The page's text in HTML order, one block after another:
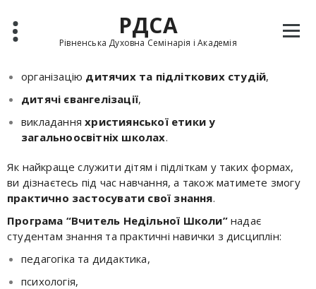
РДСА
Рівненська Духовна Семінарія і Академія
Служіння дітям та підліткам
Недільної школи. Воно охоплює:
організацію дитячих та підліткових студій,
дитячі євангелізації,
викладанняхристиянської етики у
загальноосвітніх школах.
Як найкраще служити дітям і підліткам у таких формах,
ви дізнаєтесь під час навчання, а також матимете змогу
практично застосувати свої знання.
Програма “Вчитель Недільної Школи”надає
студентам знання та практичні навички з дисциплін:
педагогіка та дидактика,
психологія,